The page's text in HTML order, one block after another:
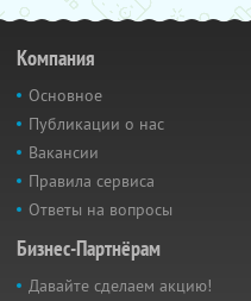
Компания
Основное
Публикации о нас
Вакансии
Правила сервиса
Ответы на вопросы
Бизнес-Партнёрам
Давайте сделаем акцию!